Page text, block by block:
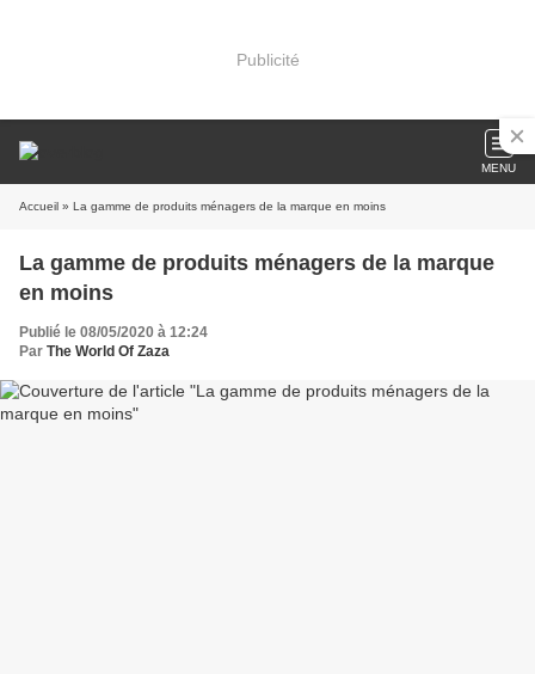
Publicité
MENU
Accueil » La gamme de produits ménagers de la marque en moins
La gamme de produits ménagers de la marque
en moins
Publié le 08/05/2020 à 12:24
Par The World Of Zaza